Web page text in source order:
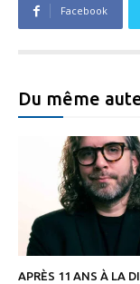
Facebook
Du même
APRÈS 11 ANS À LA